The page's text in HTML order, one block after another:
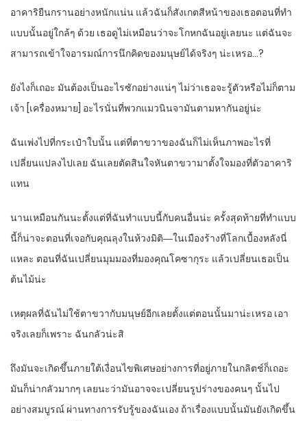
อาคาริยืนกรานอย่างหนักแน่น แล้วฉันก็สังเกตสีหน้าของเธอตอนที่ทำ
แบบนั้นอยู่ใกล้ๆ ด้วย เธอดูไม่เหมือนว่าจะโกหกฉันอยู่เลยนะ แต่ฉันจะ
สามารถเข้าใจอารมณ์การนึกคิดของมนุษย์ได้จริงๆ น่ะเหรอ…?
ยังไงก็เถอะ มันต้องเป็นอะไรซักอย่างแน่ๆ ไม่ว่าเธอจะรู้ตัวหรือไม่ก็ตาม
เจ้า [เครื่องหมาย] อะไรนั่นที่พวกแมวนินจามันตามหากันอยู่น่ะ
ฉันเพ่งไปที่กระเป๋าใบนั้น แต่ที่ตาขวาของฉันก็ไม่เห็นภาพอะไรที่
เปลี่ยนแปลงไปเลย ฉันเลยตัดสินใจหันตาขวามาตั้งใจมองที่ตัวอาคาริ
แทน
นานเหมือนกันนะตั้งแต่ที่ฉันทำแบบนี้กับคนอื่นน่ะ ครั้งสุดท้ายที่ทำแบบ
นี้ก็น่าจะตอนที่เจอกับคุณลุงในห้วงมิติ―ในเมืองร้างที่โลกเบื้องหลังนี่
แหละ ตอนที่ฉันเปลี่ยนมุมมองที่มองคุณโคซากุระ แล้วเปลี่ยนเธอเป็น
ต้นไม้น่ะ
เหตุผลที่ฉันไม่ใช้ตาขวากับมนุษย์อีกเลยตั้งแต่ตอนนั้นมาน่ะเหรอ เอา
จริงเลยก็เพราะ ฉันกลัวน่ะสิ
ถึงมันจะเกิดขึ้นภายใต้เงื่อนไขพิเศษอย่างการที่อยู่ภายในกลิตช์ก็เถอะ
มันก็น่ากลัวมากๆ เลยนะว่ามันอาจจะเปลี่ยนรูปร่างของคนๆ นั้นไป
อย่างสมบูรณ์ ผ่านทางการรับรู้ของฉันเอง ถ้าเรื่องแบบนั้นมันยังเกิดขึ้น